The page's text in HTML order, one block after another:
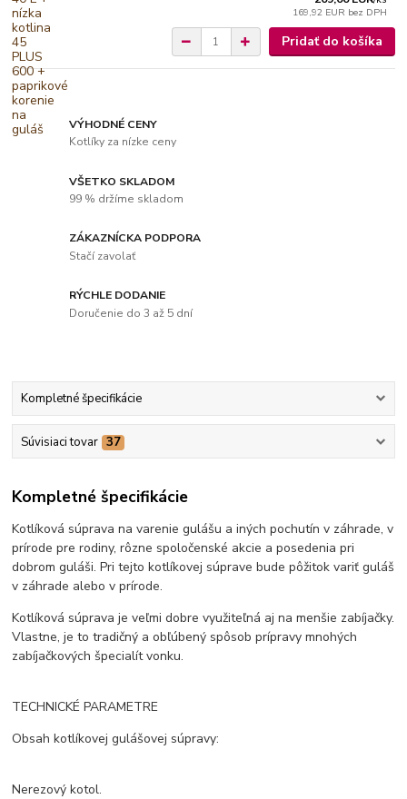
169,92 EUR bez DPH
Pridať do košíka
VÝHODNÉ CENY
Kotlíky za nízke ceny
VŠETKO SKLADOM
99 % držíme skladom
ZÁKAZNÍCKA PODPORA
Stačí zavolať
RÝCHLE DODANIE
Doručenie do 3 až 5 dní
Kompletné špecifikácie
Súvisiaci tovar 37
Kompletné špecifikácie
Kotlíková súprava na varenie gulášu a iných pochutín v záhrade, v
prírode pre rodiny, rôzne spoločenské akcie a posedenia pri
dobrom guláši. Pri tejto kotlíkovej súprave bude pôžitok variť guláš
v záhrade alebo v prírode.
Kotlíková súprava je veľmi dobre využiteľná aj na menšie zabíjačky.
Vlastne, je to tradičný a obľúbený spôsob prípravy mnohých
zabíjačkových špecialít vonku.
TECHNICKÉ PARAMETRE
Obsah kotlíkovej gulášovej súpravy:
Nerezový kotol.